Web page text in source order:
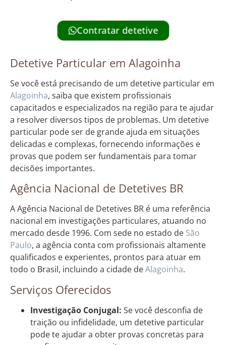
Contratar detetive
Detetive Particular em Alagoinha
Se você está precisando de um detetive particular em
Alagoinha, saiba que existem profissionais
capacitados e especializados na região para te ajudar
a resolver diversos tipos de problemas. Um detetive
particular pode ser de grande ajuda em situações
delicadas e complexas, fornecendo informações e
provas que podem ser fundamentais para tomar
decisões importantes.
Agência Nacional de Detetives BR
A Agência Nacional de Detetives BR é uma referência
nacional em investigações particulares, atuando no
mercado desde 1996. Com sede no estado de São
Paulo, a agência conta com profissionais altamente
qualificados e experientes, prontos para atuar em
todo o Brasil, incluindo a cidade deAlagoinha.
Serviços Oferecidos
Investigação Conjugal: Se você desconfia de
traição ou infidelidade, um detetive particular
pode te ajudar a obter provas concretas para